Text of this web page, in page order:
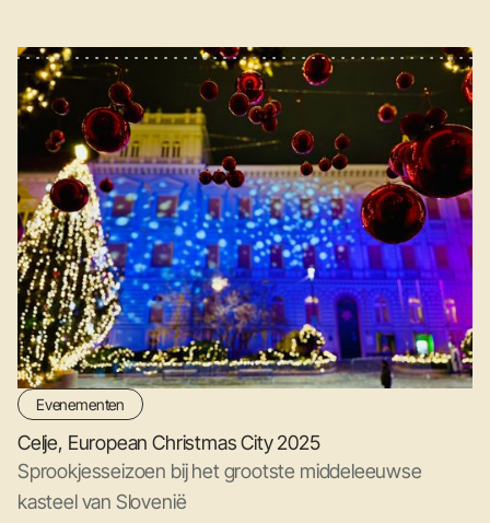
Evenementen
Celje, European Christmas City 2025
Sprookjesseizoen bij het grootste middeleeuwse
kasteel van Slovenië